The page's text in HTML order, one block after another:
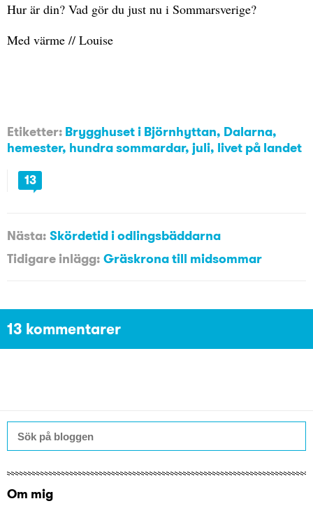
Hur är din? Vad gör du just nu i Sommarsverige?
Med värme // Louise
Etiketter: Brygghuset i Björnhyttan, Dalarna,
hemester, hundra sommardar, juli, livet på landet
13
Nästa: Skördetid i odlingsbäddarna
Tidigare inlägg: Gräskrona till midsommar
Om mig
13 kommentarer